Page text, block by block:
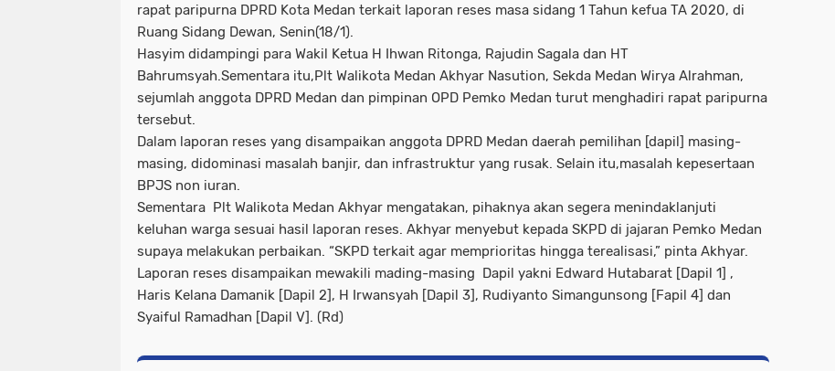
rapat paripurna DPRD Kota Medan terkait laporan reses masa sidang 1 Tahun kefua TA 2020, di
Ruang Sidang Dewan, Senin(18/1).
Hasyim didampingi para Wakil Ketua H Ihwan Ritonga, Rajudin Sagala dan HT
Bahrumsyah.Sementara itu,Plt Walikota Medan Akhyar Nasution, Sekda Medan Wirya Alrahman,
sejumlah anggota DPRD Medan dan pimpinan OPD Pemko Medan turut menghadiri rapat paripurna
tersebut.
Dalam laporan reses yang disampaikan anggota DPRD Medan daerah pemilihan [dapil] masing-
masing, didominasi masalah banjir, dan infrastruktur yang rusak. Selain itu,masalah kepesertaan
BPJS non iuran.
Sementara Plt Walikota Medan Akhyar mengatakan, pihaknya akan segera menindaklanjuti
keluhan warga sesuai hasil laporan reses. Akhyar menyebut kepada SKPD di jajaran Pemko Medan
supaya melakukan perbaikan. “SKPD terkait agar memprioritas hingga terealisasi,” pinta Akhyar.
Laporan reses disampaikan mewakili mading-masing Dapil yakni Edward Hutabarat [Dapil 1] ,
Haris Kelana Damanik [Dapil 2], H Irwansyah [Dapil 3], Rudiyanto Simangunsong [Fapil 4] dan
Syaiful Ramadhan [Dapil V]. (Rd)